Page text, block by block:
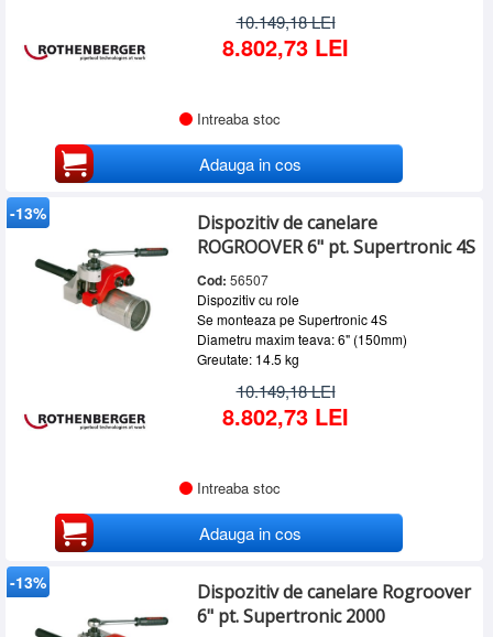
10.149,18 LEI
8.802,73 LEI
Intreaba stoc
Adauga in cos
-13%
Dispozitiv de canelare
ROGROOVER 6" pt. Supertronic 4S
Cod: 56507
Dispozitiv cu role
Se monteaza pe Supertronic 4S
Diametru maxim teava: 6" (150mm)
Greutate: 14.5 kg
10.149,18 LEI
8.802,73 LEI
Intreaba stoc
Adauga in cos
-13%
Dispozitiv de canelare Rogroover
6" pt. Supertronic 2000